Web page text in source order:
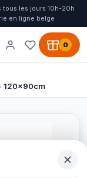
tous les jours 10h-20h
en ligne belge
0
120x90cm